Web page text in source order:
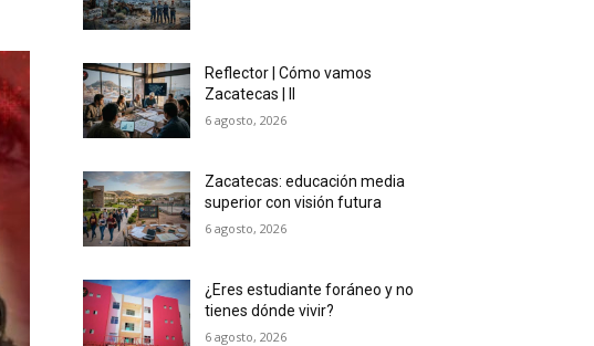
Reflector | Cómo vamos
Zacatecas | II
6 agosto, 2026
Zacatecas: educación media
superior con visión futura
6 agosto, 2026
¿Eres estudiante foráneo y no
tienes dónde vivir?
6 agosto, 2026